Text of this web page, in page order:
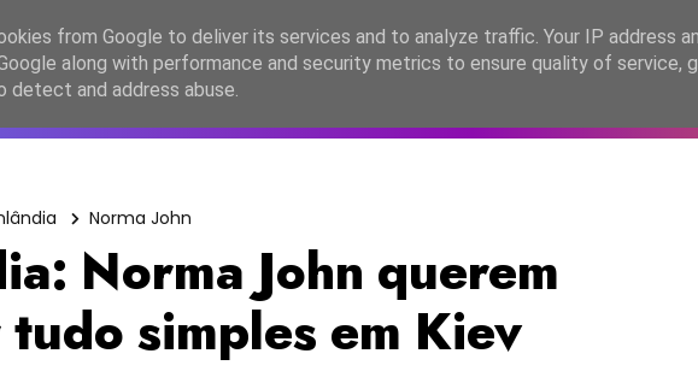
JESC2026 FC2026 EASC2026 PORTUGAL LANÇAMENTOS
Norma John
Norma John querem
simples em Kiev
from Google to deliver its services and to analyze traffic. Your IP address
along with performance and security metrics to ensure quality of service,
detect and address abuse.